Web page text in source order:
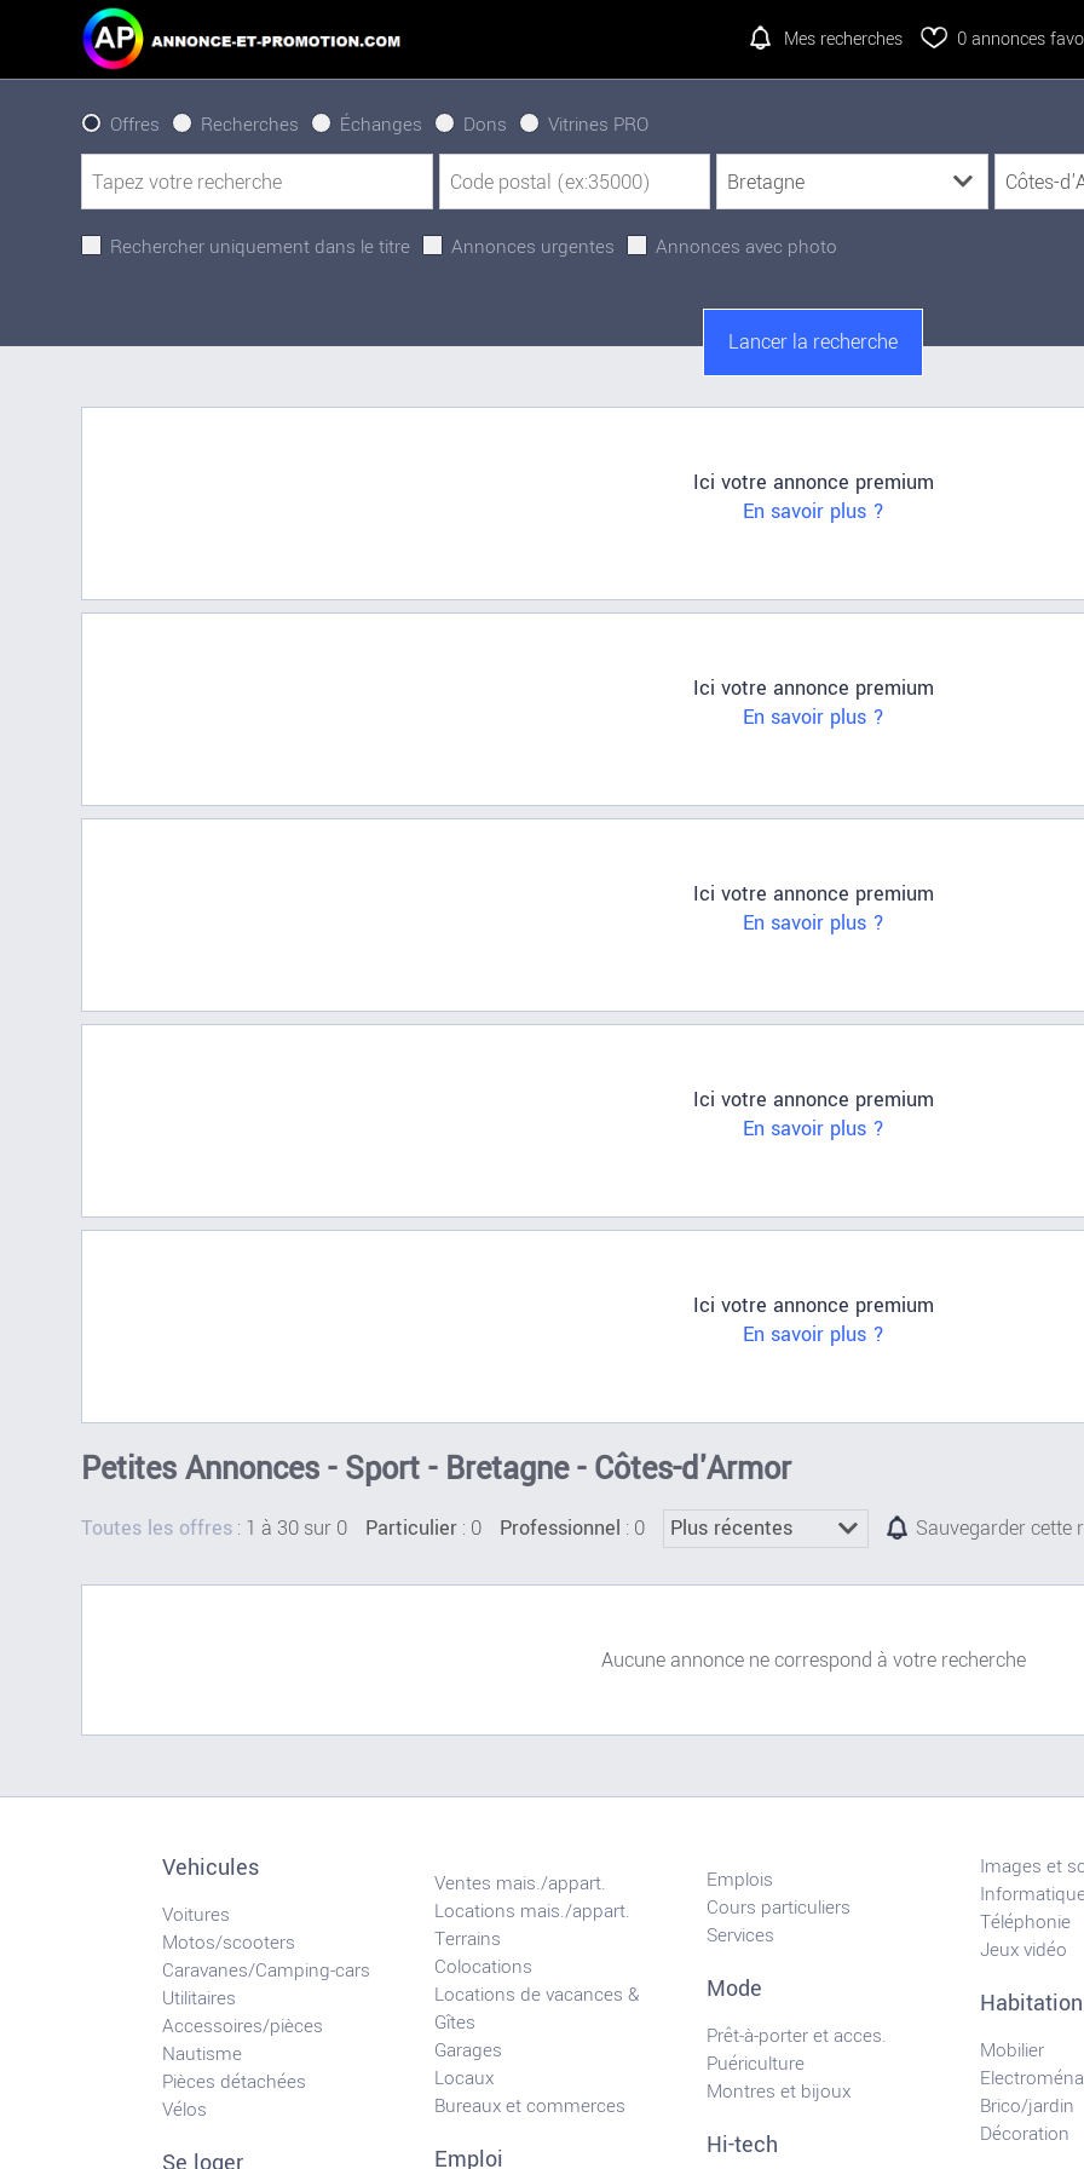
Mes recherches 0annonces
Offres Recherches Échanges Dons Vitrines PRO
Rechercher uniquement dans le titre Annonces urgentes Annonces avec photo
Ici votre annonce premium
En savoir plus ?
Ici votre annonce premium
En savoir plus ?
Ici votre annonce premium
En savoir plus ?
Ici votre annonce premium
En savoir plus ?
Ici votre annonce premium
En savoir plus ?
Petites Annonces - Sport - Bretagne - Côtes-d'Armor
Toutes les offres : 1 à 30 sur 0 Particulier : 0 Professionnel : 0 Sauvegarder cette
Aucune annonce ne correspond à votre recherche
Vehicules
Voitures
Motos/scooters
Caravanes/Camping-cars
Utilitaires
Accessoires/pièces
Nautisme
Pièces détachées
Vélos
Ventes mais./appart.
Locations mais./appart.
Terrains
Colocations
Locations de vacances &
Gîtes
Garages
Locaux
Bureaux et commerces
Emploi
Emplois
Cours particuliers
Services
Mode
Prêt-à-porter et acces.
Puériculture
Montres et bijoux
Hi-tech
Images et
Téléphonie
Jeux vidéo
Habitation
Mobilier
Brico/jardin
Décoration